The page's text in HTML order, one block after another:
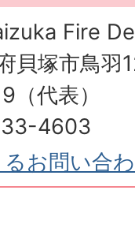
Fire
塚市鳥羽
代表）
4603
お問い合